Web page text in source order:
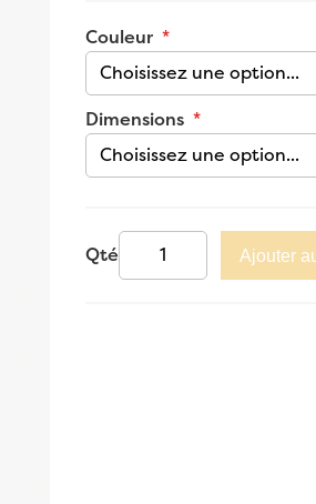
Couleur
Dimensions
Qté Ajouter